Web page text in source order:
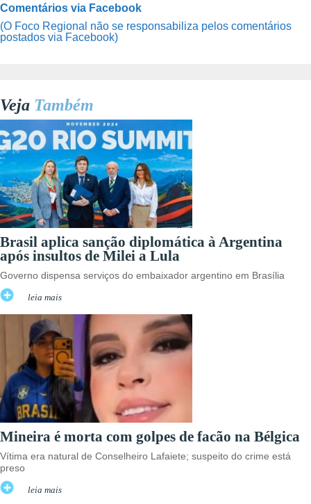
Comentários via Facebook
(O Foco Regional não se responsabiliza pelos comentários
postados via Facebook)
Veja Também
Brasil aplica sanção diplomática à Argentina
após insultos de Milei a Lula
Governo dispensa serviços do embaixador argentino em Brasília
leia mais
Mineira é morta com golpes de facão na Bélgica
Vítima era natural de Conselheiro Lafaiete; suspeito do crime está
preso
leia mais